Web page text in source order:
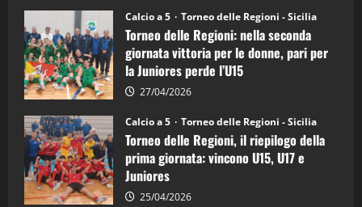
Torneo
delle
Regioni
di
calcio
a
5:
la
Juniores
è
vicecampione
d’Italia
Calcio a 5 Torneo delle Regioni - Sicilia
Torneo delle Regioni: nella seconda
giornata vittoria per le donne, pari per
la Juniores perde l’U15
27/04/2026
Calcio a 5 Torneo delle Regioni - Sicilia
Torneo delle Regioni, il riepilogo della
prima giornata: vincono U15, U17 e
Juniores
25/04/2026